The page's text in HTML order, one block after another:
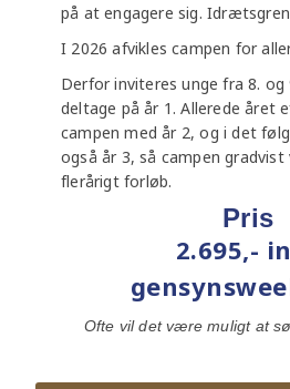
på at engagere sig.
I 2026 afvikles campen for
Derfor inviteres unge fra 8.
deltage på år 1. Allerede året
campen med år 2, og i det
også år 3, så campen
flerårigt forløb.
Pris
2.695,-
Ofte vil det være muligt at